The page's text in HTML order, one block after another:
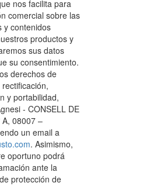
nos facilita para
comercial sobre las
y contenidos
productos y
sus datos
su consentimiento.
derechos de
y portabilidad,
- CONSELL DE
A, 08007 –
un email a
. Asimismo,
oportuno podrá
ante la
protección de